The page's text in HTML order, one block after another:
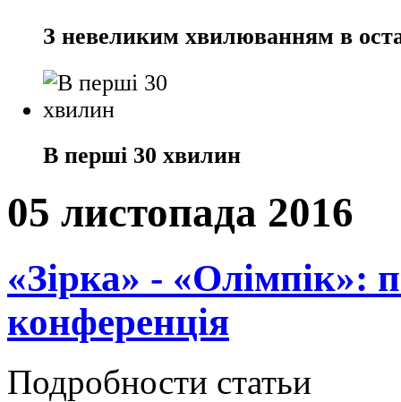
З невеликим хвилюванням в
В перші 30 хвилин
05 листопада 2016
«Зірка» - «Олімпік»:
конференція
Подробности статьи